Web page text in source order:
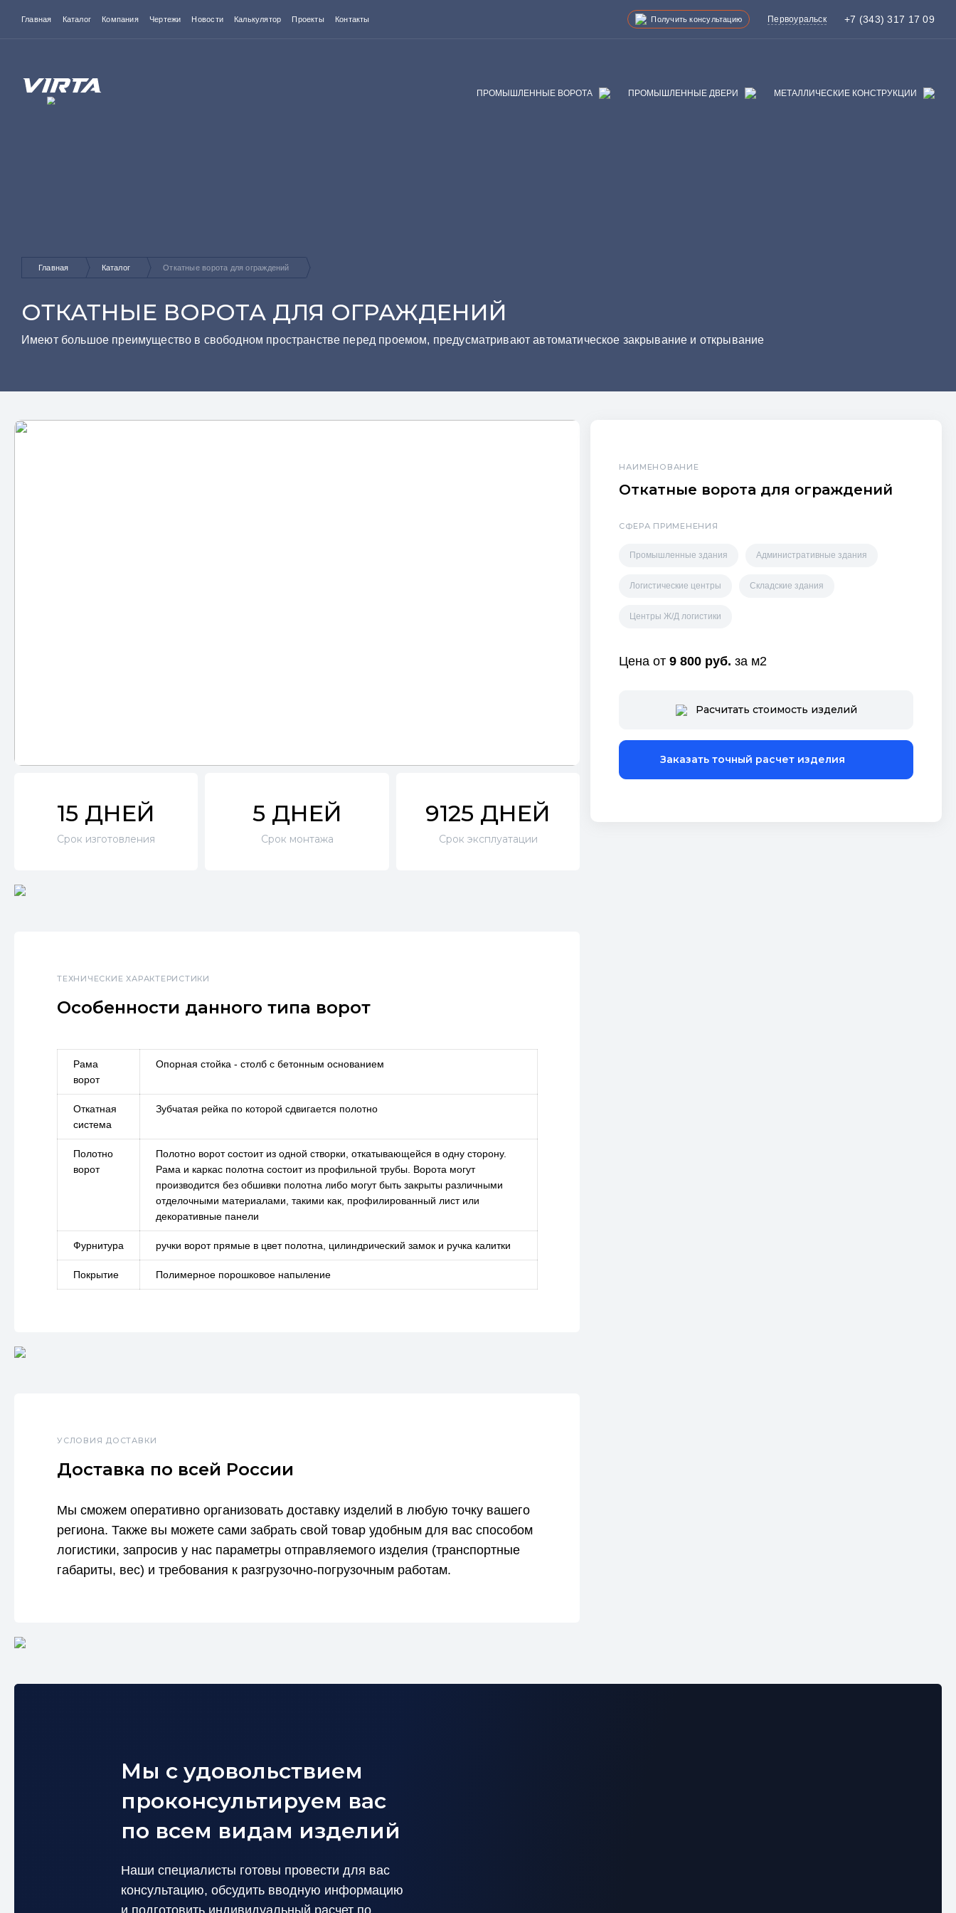
Главная Каталог Компания Чертежи Новости Калькулятор Проекты Контакты Получить консультацию Первоуральск +7 (343) 317 17 09
ПРОМЫШЛЕННЫЕ ВОРОТА ПРОМЫШЛЕННЫЕ ДВЕРИ МЕТАЛЛИЧЕСКИЕ КОНСТРУКЦИИ
Главная Каталог Откатные ворота для ограждений
ОТКАТНЫЕ ВОРОТА ДЛЯ ОГРАЖДЕНИЙ
Имеют большое преимущество в свободном пространстве перед проемом, предусматривают автоматическое закрывание и открывание
15 ДНЕЙ
Срок изготовления
5 ДНЕЙ
Срок монтажа
9125 ДНЕЙ
Срок эксплуатации
ТЕХНИЧЕСКИЕ ХАРАКТЕРИСТИКИ
Особенности данного типа ворот
Рама
ворот
Опорная стойка - столб с бетонным основанием
Откатная
система
Зубчатая рейка по которой сдвигается полотно
Полотно
ворот
Полотно ворот состоит из одной створки, откатывающейся в одну сторону.
Рама и каркас полотна состоит из профильной трубы. Ворота могут
производится без обшивки полотна либо могут быть закрыты различными
отделочными материалами, такими как, профилированный лист или
декоративные панели
Фурнитура ручки ворот прямые в цвет полотна, цилиндрический замок и ручка калитки
Покрытие Полимерное порошковое напыление
УСЛОВИЯ ДОСТАВКИ
Доставка по всей России
Мы сможем оперативно организовать доставку изделий в любую точку вашего
региона. Также вы можете сами забрать свой товар удобным для вас способом
логистики, запросив у нас параметры отправляемого изделия (транспортные
габариты, вес) и требования к разгрузочно-погрузочным работам.
НАИМЕНОВАНИЕ
Откатные ворота для ограждений
СФЕРА ПРИМЕНЕНИЯ
Промышленные здания Административные здания
Логистические центры Складские здания
Центры Ж/Д логистики
Цена от9 800 руб. за м2
Расчитать стоимость изделий
Заказать точный расчет изделия
Мы с удовольствием
проконсультируем вас
по всем видам изделий
Наши специалисты готовы провести для вас
консультацию, обсудить вводную информацию